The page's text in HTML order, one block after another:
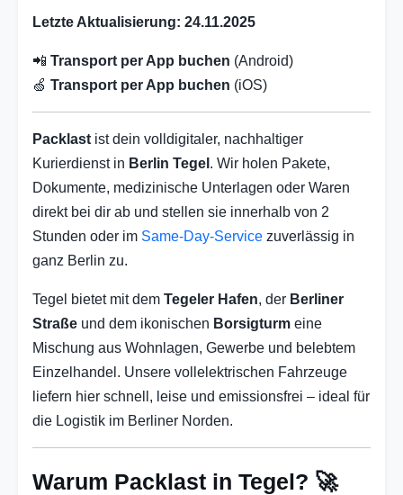
Letzte Aktualisierung: 24.11.2025
📲 Transport per App buchen (Android)
🍏 Transport per App buchen (iOS)
Packlast ist dein volldigitaler, nachhaltiger
Kurierdienst in Berlin Tegel . Wir holen Pakete,
Dokumente, medizinische Unterlagen oder Waren
direkt bei dir ab und stellen sie innerhalb von 2
Stunden oder im Same-Day-Service zuverlässig in
ganz Berlin zu.
Tegel bietet mit dem Tegeler Hafen, der Berliner
Straße und dem ikonischen Borsigturm eine
Mischung aus Wohnlagen, Gewerbe und belebtem
Einzelhandel. Unsere vollelektrischen Fahrzeuge
liefern hier schnell, leise und emissionsfrei – ideal für
die Logistik im Berliner Norden.
Warum Packlast in Tegel? 🚀